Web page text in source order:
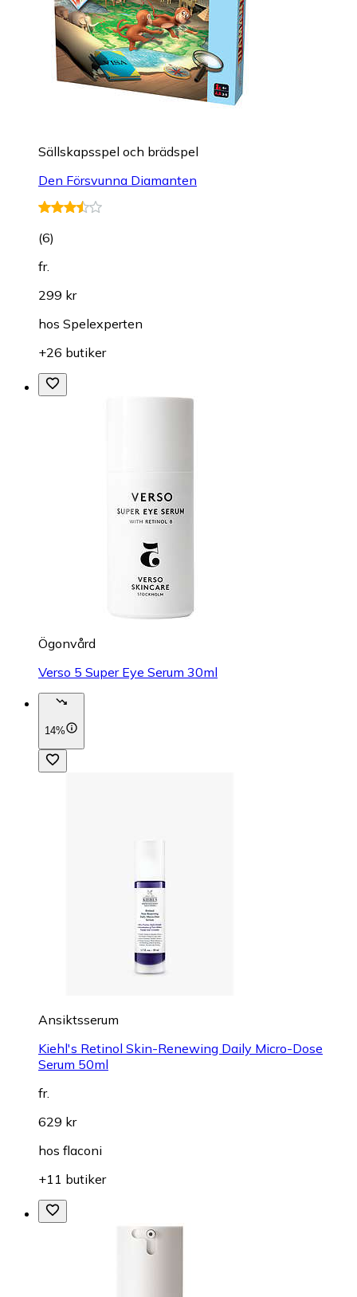
Sällskapsspel och brädspel
Den Försvunna Diamanten
(6)
fr.
299 kr
hos Spelexperten
+26 butiker
Ögonvård
Verso 5 Super Eye Serum 30ml
14%
Ansiktsserum
Kiehl's Retinol Skin-Renewing Daily Micro-Dose
Serum 50ml
fr.
629 kr
hos flaconi
+11 butiker